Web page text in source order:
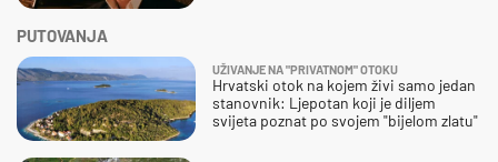
PUTOVANJA
UŽIVANJE NA "PRIVATNOM" OTOKU
Hrvatski otok na kojem živi samo jedan
stanovnik: Ljepotan koji je diljem
svijeta poznat po svojem "bijelom zlatu"